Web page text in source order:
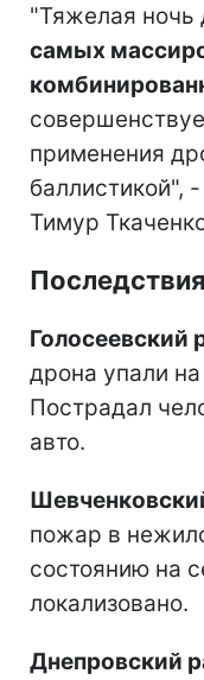
"Тяжелая ночь
самых
применения
баллистикой",
Тимур
Голосеевский
дрона упали
Пострадал
авто.
пожар в
состоянию на
локализовано.
Днепровский